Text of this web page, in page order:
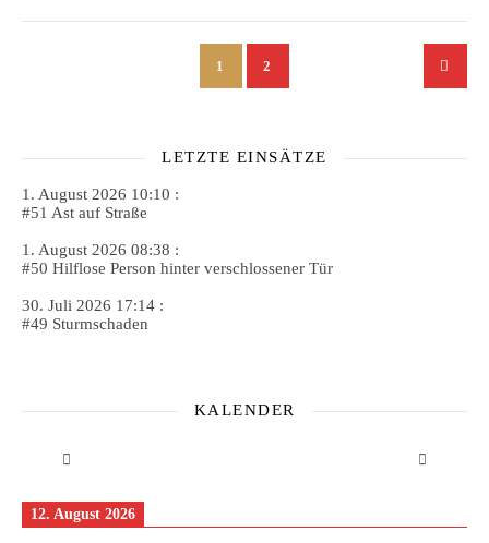
1 2
LETZTE EINSÄTZE
1. August 2026 10:10 :
#51 Ast auf Straße
1. August 2026 08:38 :
#50 Hilflose Person hinter verschlossener Tür
30. Juli 2026 17:14 :
#49 Sturmschaden
KALENDER
12. August 2026